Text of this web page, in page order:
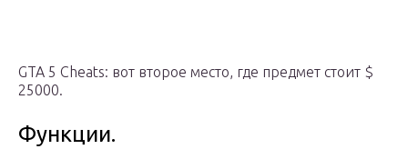
GTA 5 Cheats: вот второе место, где предмет стоит $
25000.
Функции.